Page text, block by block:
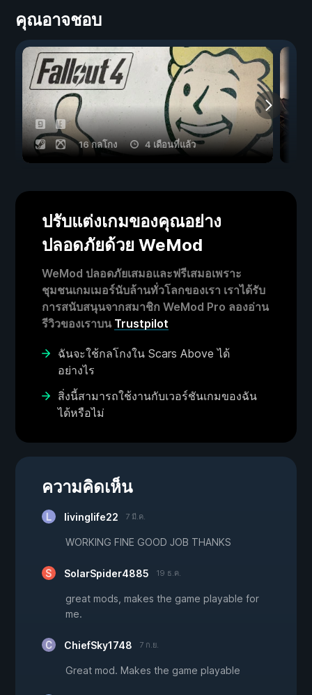
คุณอาจชอบ
16 กลโกง 4 เดือนที่แล้ว
ปรับแต่งเกมของคุณอย่าง
ปลอดภัยด้วย WeMod
WeMod ปลอดภัยเสมอและฟรีเสมอเพราะ
ชุมชนเกมเมอร์นับล้านทั่วโลกของเรา เราได้รับ
การสนับสนุนจากสมาชิก WeMod Pro ลองอ่าน
รีวิวของเราบน Trustpilot
ฉันจะใช้กลโกงใน Scars Above ได้
อย่างไร
สิ่งนี้สามารถใช้งานกับเวอร์ชันเกมของฉัน
ได้หรือไม่
ความคิดเห็น
livinglife22 7 มี.ค.
WORKING FINE GOOD JOB THANKS
SolarSpider4885 19 ธ.ค.
great mods, makes the game playable for
me.
ChiefSky1748 7 ก.ย.
Great mod. Makes the game playable